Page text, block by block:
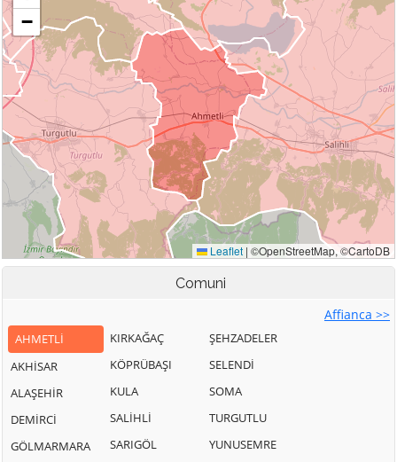
Comuni
Affianca >>
AHMETLİ
AKHİSAR
ALAŞEHİR
DEMİRCİ
GÖLMARMARA
KIRKAĞAÇ
KÖPRÜBAŞI
KULA
SALİHLİ
SARIGÖL
ŞEHZADELER
SELENDİ
SOMA
TURGUTLU
YUNUSEMRE